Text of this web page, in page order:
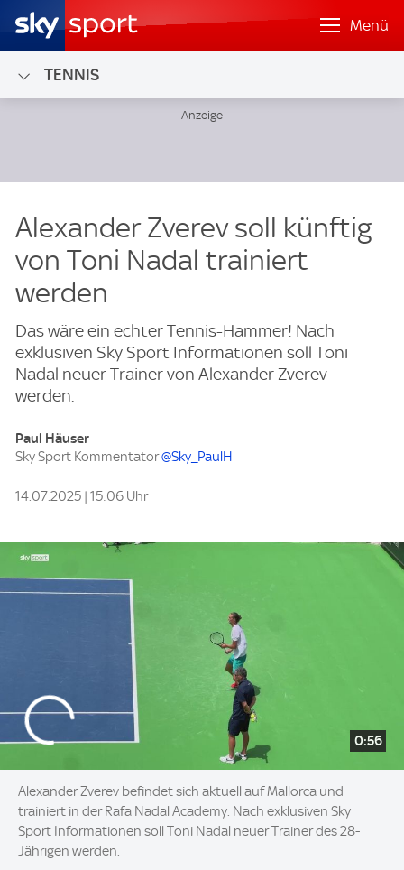
Menü
TENNIS
Alexander Zverev soll künftig
von Toni Nadal trainiert
werden
Das wäre ein echter Tennis-Hammer! Nach
exklusiven Sky Sport Informationen soll Toni
Nadal neuer Trainer von Alexander Zverev
werden.
Paul Häuser
Sky Sport Kommentator@Sky_PaulH
14.07.2025 | 15:06 Uhr
0:56
Alexander Zverev befindet sich aktuell auf Mallorca und
trainiert in der Rafa Nadal Academy. Nach exklusiven Sky
Sport Informationen soll Toni Nadal neuer Trainer des 28-
Jährigen werden.